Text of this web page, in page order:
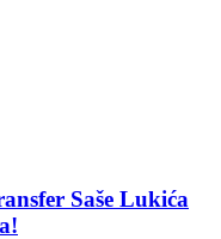
Saše Lukića